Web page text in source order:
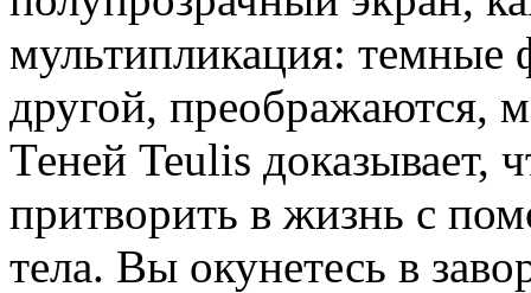
мультипликация: темные
другой, преображаются,
Теней Teulis доказывает,
притворить в жизнь с
тела. Вы окунетесь в